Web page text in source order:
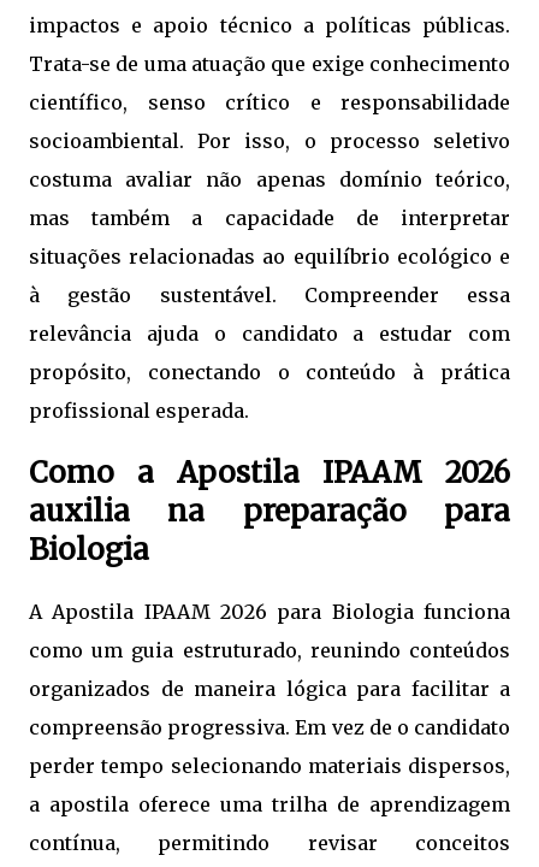
impactos e apoio técnico a políticas públicas.
Trata-se de uma atuação que exige conhecimento
científico, senso crítico e responsabilidade
socioambiental. Por isso, o processo seletivo
costuma avaliar não apenas domínio teórico,
mas também a capacidade de interpretar
situações relacionadas ao equilíbrio ecológico e
à gestão sustentável. Compreender essa
relevância ajuda o candidato a estudar com
propósito, conectando o conteúdo à prática
profissional esperada.
Como a Apostila IPAAM 2026
auxilia na preparação para
Biologia
A Apostila IPAAM 2026 para Biologia funciona
como um guia estruturado, reunindo conteúdos
organizados de maneira lógica para facilitar a
compreensão progressiva. Em vez de o candidato
perder tempo selecionando materiais dispersos,
a apostila oferece uma trilha de aprendizagem
contínua, permitindo revisar conceitos